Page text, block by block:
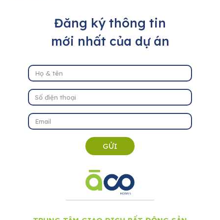
Đăng ký thông tin
mới nhất của dự án
GỬI